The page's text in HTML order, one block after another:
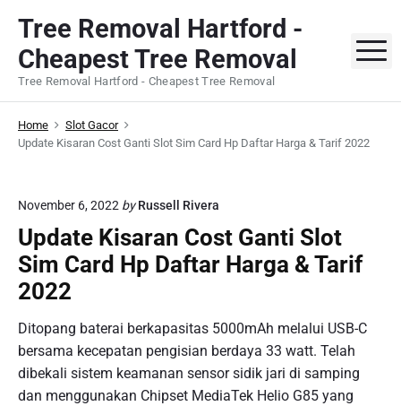
t
Tree Removal Hartford -
Cheapest Tree Removal
Tree Removal Hartford - Cheapest Tree Removal
Home
Slot Gacor
Update Kisaran Cost Ganti Slot Sim Card Hp Daftar Harga & Tarif 2022
November 6, 2022 by Russell Rivera
Update Kisaran Cost Ganti Slot
Sim Card Hp Daftar Harga & Tarif
2022
Ditopang baterai berkapasitas 5000mAh melalui USB-C
bersama kecepatan pengisian berdaya 33 watt. Telah
dibekali sistem keamanan sensor sidik jari di samping
dan menggunakan Chipset MediaTek Helio G85 yang